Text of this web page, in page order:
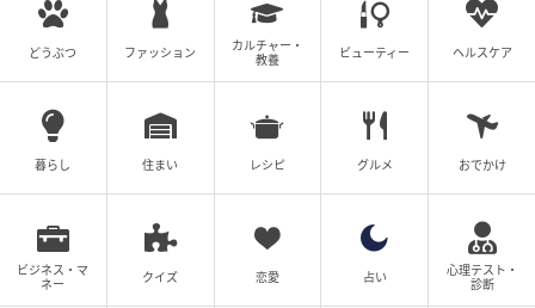
ウーマンエキサイト
ウーマンエキサイトは、ママを中心とした女性向け
の情報サービスサイト。数年先のことまで考えて、
ィの情報がセレクトできるように、最新情報やラン
キング、すぐに役立つサービスをお届けします。
作品をもっとみる
の記事をもっとみる
どうぶつ ファッション
カルチャー・
教養
ビューティー ヘルスケア
暮らし 住まい レシピ グルメ おでかけ
ビジネス・マ
ネー
クイズ 恋愛 占い
心理テスト・
診断